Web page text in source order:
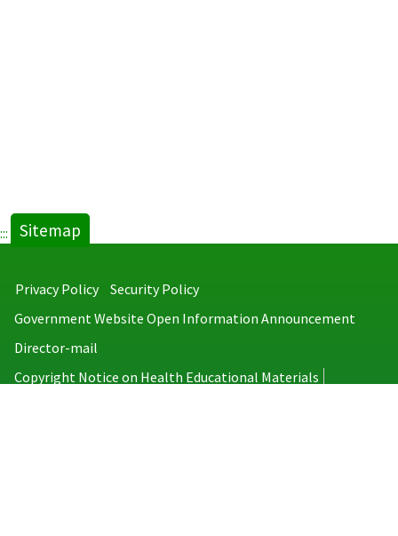
::: Sitemap
Privacy Policy
Security Policy
Government Website Open Information Announcement
Director-mail
Copyright Notice on Health Educational Materials